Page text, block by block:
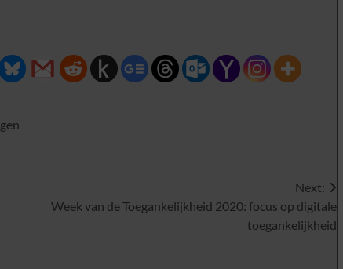
Next:
Week van de Toegankelijkheid 2020: focus op digitale
toegankelijkheid